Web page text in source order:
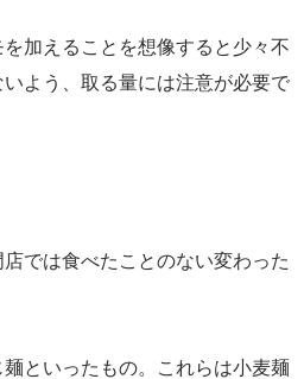
加えることを想像すると少々不
よう、取る量には注意が必要で
では食べたことのない変わった
といったもの。これらは小麦麺